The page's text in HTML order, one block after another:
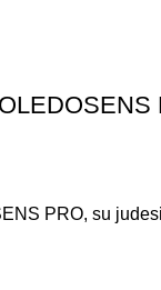
PRO, su